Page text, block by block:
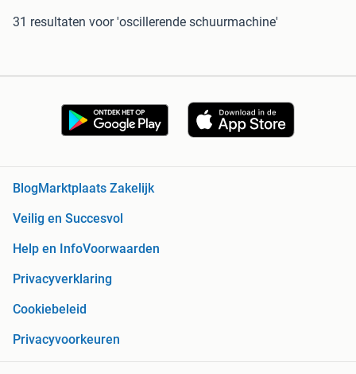
31 resultaten voor 'oscillerende schuurmachine'
Blog Marktplaats Zakelijk
Veilig en Succesvol
Help en InfoVoorwaarden
Privacyverklaring
Cookiebeleid
Privacyvoorkeuren